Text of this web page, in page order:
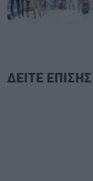
ΔΕΙΤΕ ΕΠΙΣΗΣ